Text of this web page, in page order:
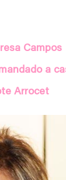
Campos
a
Arrocet